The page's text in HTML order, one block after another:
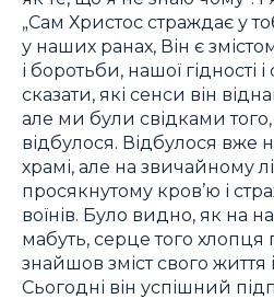
„Сам Христос страждає у
у наших ранах, Він є
і боротьби, нашої гідності
сказати, які сенси він
але ми були свідками
відбулося. Відбулося вже
храмі, але на звичайному
просякнутому кров’ю і
воїнів. Було видно, як на
мабуть, серце того хлопця
знайшов зміст свого життя
Сьогодні він успішний